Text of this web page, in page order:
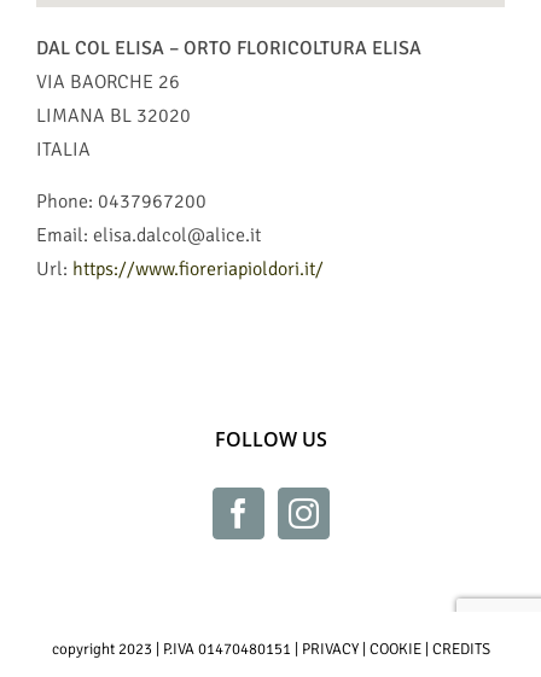
DAL COL ELISA – ORTO FLORICOLTURA ELISA
VIA BAORCHE 26
LIMANA BL 32020
ITALIA
Phone: 0437967200
Email: elisa.dalcol@alice.it
Url: https://www.fioreriapioldori.it/
FOLLOW US
copyright 2023 | P.IVA 01470480151 | PRIVACY| COOKIE| CREDITS